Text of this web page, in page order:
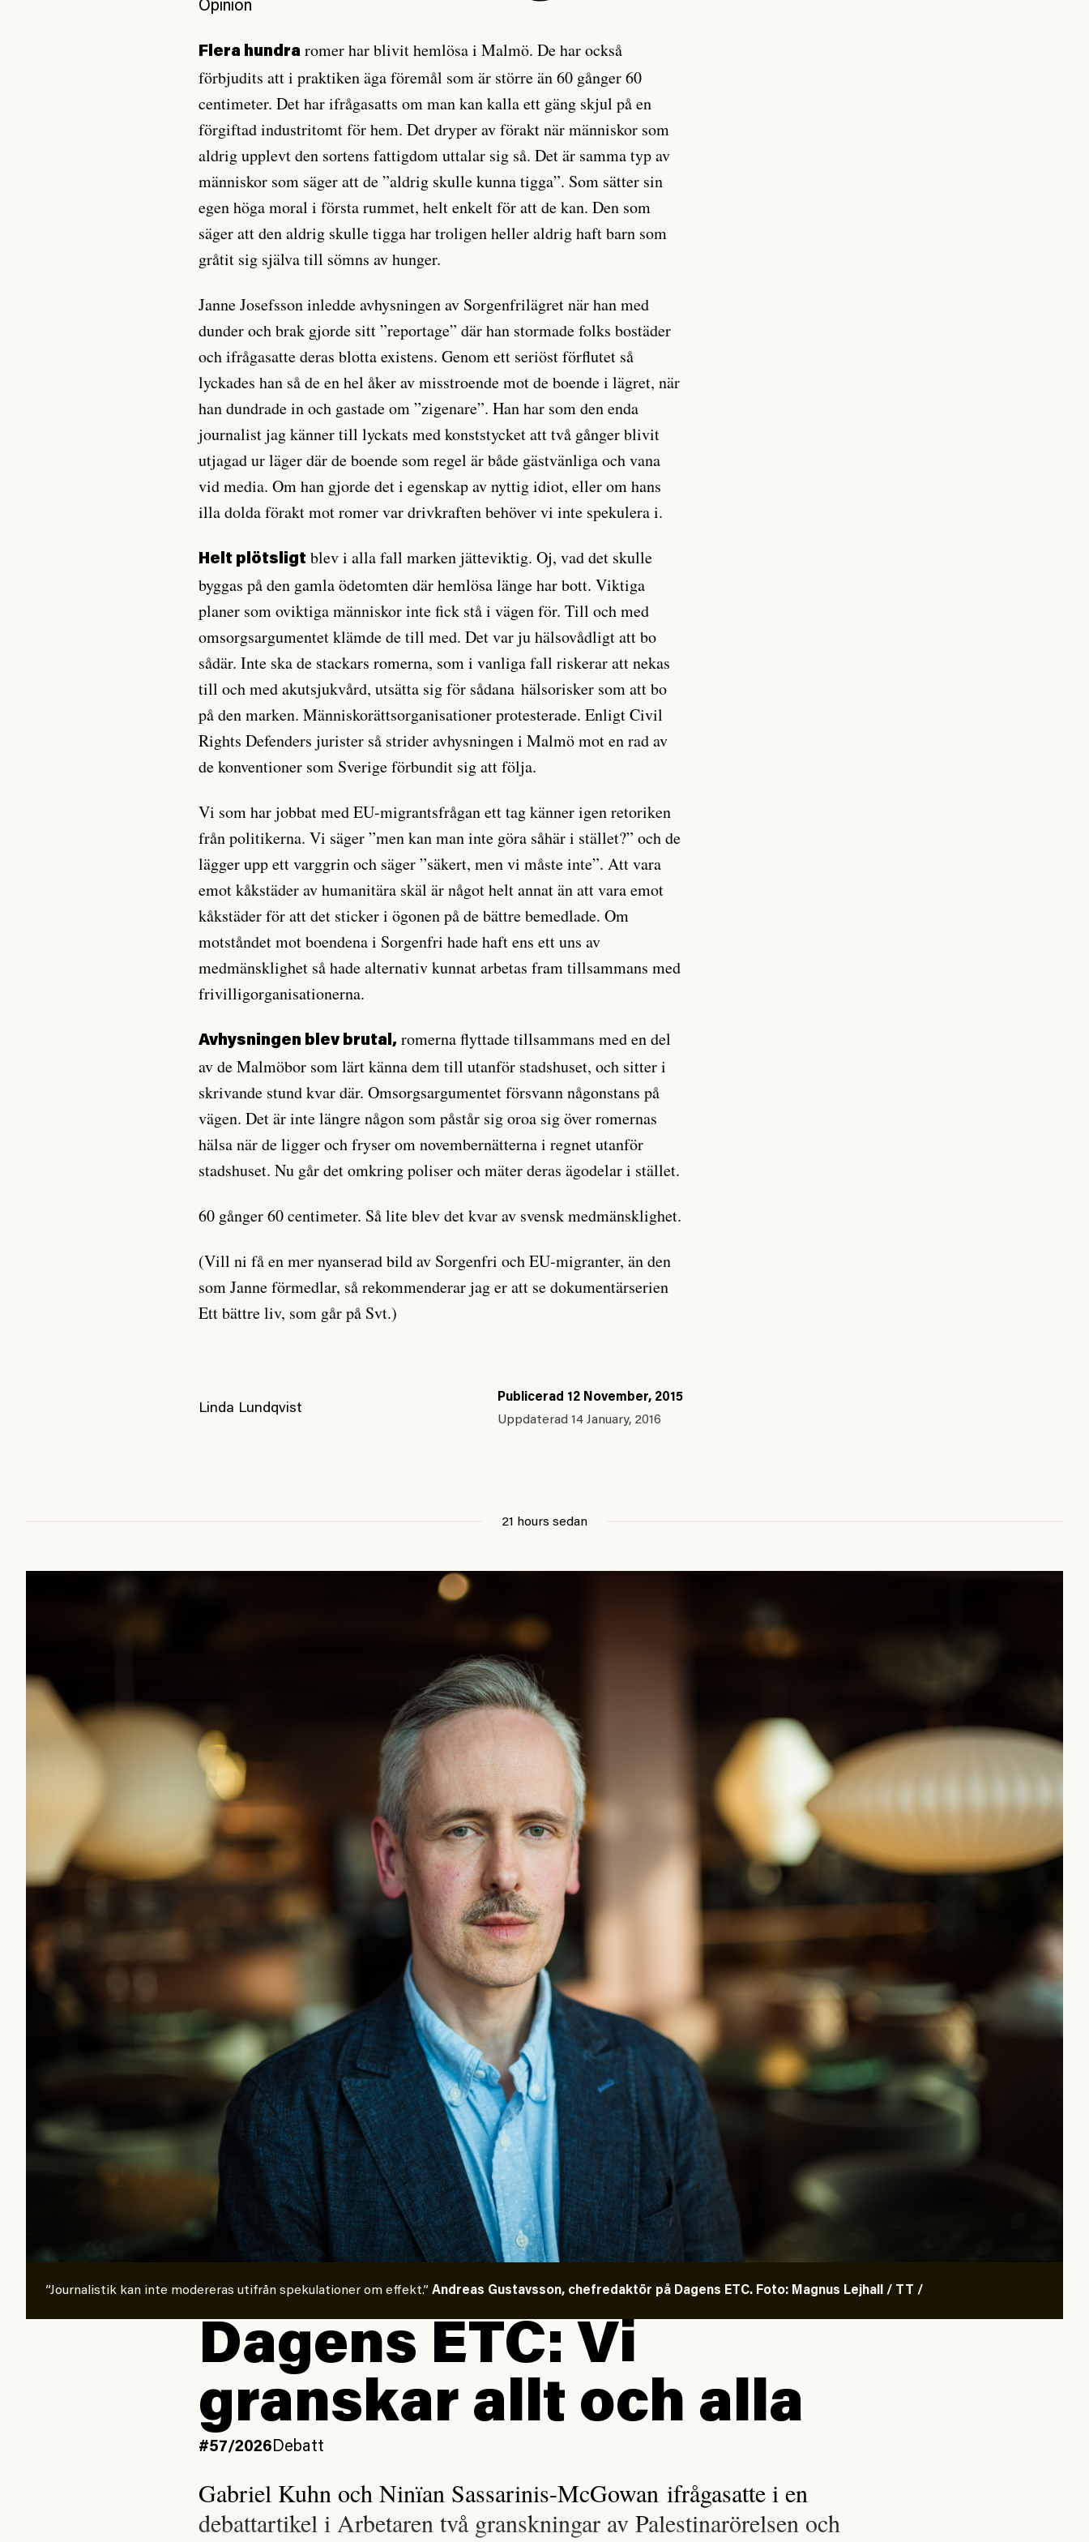
Opinion
Flera hundra romer har blivit hemlösa i Malmö. De har också
förbjudits att i praktiken äga föremål som är större än 60 gånger 60
centimeter. Det har ifrågasatts om man kan kalla ett gäng skjul på en
förgiftad industritomt för hem. Det dryper av förakt när människor som
aldrig upplevt den sortens fattigdom uttalar sig så. Det är samma typ av
människor som säger att de ”aldrig skulle kunna tigga”. Som sätter sin
egen höga moral i första rummet, helt enkelt för att de kan. Den som
säger att den aldrig skulle tigga har troligen heller aldrig haft barn som
gråtit sig själva till sömns av hunger.
Janne Josefsson inledde avhysningen av Sorgenfrilägret när han med
dunder och brak gjorde sitt ”reportage” där han stormade folks bostäder
och ifrågasatte deras blotta existens. Genom ett seriöst förflutet så
lyckades han så de en hel åker av misstroende mot de boende i lägret, när
han dundrade in och gastade om ”zigenare”. Han har som den enda
journalist jag känner till lyckats med konststycket att två gånger blivit
utjagad ur läger där de boende som regel är både gästvänliga och vana
vid media. Om han gjorde det i egenskap av nyttig idiot, eller om hans
illa dolda förakt mot romer var drivkraften behöver vi inte spekulera i.
Helt plötsligt blev i alla fall marken jätteviktig. Oj, vad det skulle
byggas på den gamla ödetomten där hemlösa länge har bott. Viktiga
planer som oviktiga människor inte fick stå i vägen för. Till och med
omsorgsargumentet klämde de till med. Det var ju hälsovådligt att bo
sådär. Inte ska de stackars romerna, som i vanliga fall riskerar att nekas
till och med akutsjukvård, utsätta sig för sådana hälso­risker som att bo
på den marken. Människorätts­organisationer protesterade. Enligt Civil
Rights Defenders jurister så strider avhysningen i Malmö mot en rad av
de konventioner som Sverige förbundit sig att följa.
Vi som har jobbat med EU-migrantsfrågan ett tag känner igen retoriken
från politikerna. Vi säger ”men kan man inte göra såhär i stället?” och de
lägger upp ett varggrin och säger ”säkert, men vi måste inte”. Att vara
emot kåkstäder av humanitära skäl är något helt annat än att vara emot
kåkstäder för att det sticker i ögonen på de bättre bemedlade. Om
motståndet mot boendena i Sorgenfri hade haft ens ett uns av
medmänsklighet så hade alternativ kunnat arbetas fram tillsammans med
frivilligorganisationerna.
Avhysningen blev brutal, romerna flyttade tillsammans med en del
av de Malmöbor som lärt känna dem till utanför stadshuset, och sitter i
skrivande stund kvar där. Omsorgsargumentet försvann någonstans på
vägen. Det är inte längre någon som påstår sig oroa sig över romernas
hälsa när de ligger och fryser om novembernätterna i regnet utanför
stadshuset. Nu går det omkring poliser och mäter deras ägodelar i stället.
60 gånger 60 centimeter. Så lite blev det kvar av svensk medmänsklighet.
(Vill ni få en mer nyanserad bild av Sorgenfri och EU-migranter, än den
som Janne förmedlar, så rekommenderar jag er att se dokumentärserien
Ett bättre liv, som går på Svt.)
Linda Lundqvist
Publicerad 12 November, 2015
Uppdaterad 14 January, 2016
21 hours sedan
”Journalistik kan inte modereras utifrån spekulationer om effekt.” Andreas Gustavsson, chefredaktör på Dagens ETC. Foto: Magnus Lejhall / TT /
Dagens ETC: Vi
granskar allt och alla
#57/2026Debatt
Gabriel Kuhn och Ninïan Sassarinis-McGowan ifrågasatte i en
debattartikel i Arbetaren två granskningar av Palestinarörelsen och